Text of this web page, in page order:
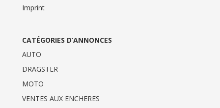
Imprint
CATÉGORIES D’ANNONCES
AUTO
DRAGSTER
MOTO
VENTES AUX ENCHERES